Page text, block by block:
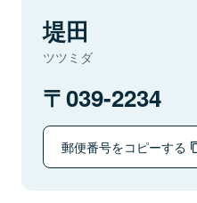
堤田
ツツミダ
039-2234
郵便番号をコピーする